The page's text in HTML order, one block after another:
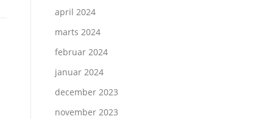
april 2024
marts 2024
februar 2024
januar 2024
december 2023
november 2023